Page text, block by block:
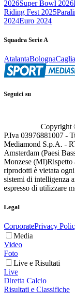
2026Super Bowl 2026
Riding Fest 2025
2024Euro 2024
Squadra Serie A
AtalantaBologna
Seguici su
Copyright
P.Iva 03976881007 -
Mediamond S.p.A. -
Amsterdam (Paesi
Monzese (MI)Rispetto
riprodotti è vietata
sistemi di intelligenza
espresso di utilizzare
Legal
CorporatePrivacy
Media
Video
Foto
Live e Risultati
Live
Diretta Calcio
Risultati e Classifiche